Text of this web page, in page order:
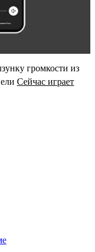
громкости из
Сейчас играет